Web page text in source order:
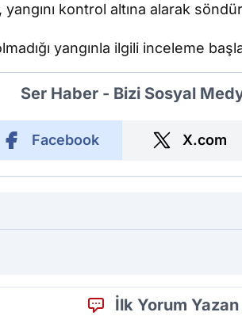
kontrol altına alarak
yangınla ilgili inceleme
Ser Haber - Bizi Sosyal
Facebook X.com
İlk Yorum Yazan